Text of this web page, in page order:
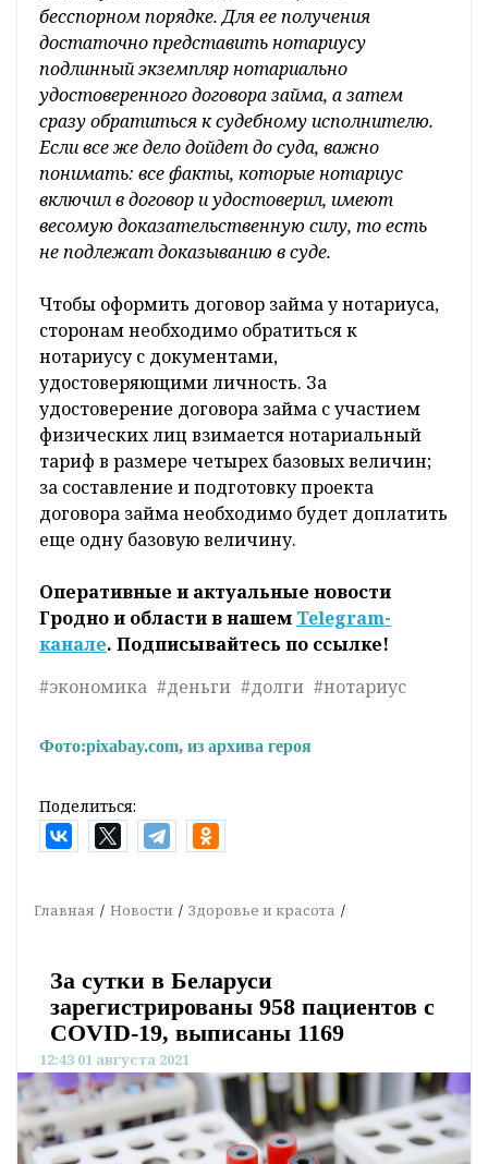
бесспорном порядке. Для ее получения
достаточно представить нотариусу
подлинный экземпляр нотариально
удостоверенного договора займа, а затем
сразу обратиться к судебному исполнителю.
Если все же дело дойдет до суда, важно
понимать: все факты, которые нотариус
включил в договор и удостоверил, имеют
весомую доказательственную силу, то есть
не подлежат доказыванию в суде.
Чтобы оформить договор займа у нотариуса,
сторонам необходимо обратиться к
нотариусу с документами,
удостоверяющими личность. За
удостоверение договора займа с участием
физических лиц взимается нотариальный
тариф в размере четырех базовых величин;
за составление и подготовку проекта
договора займа необходимо будет доплатить
еще одну базовую величину.
Оперативные и актуальные новости
Гродно и области в нашем Telegram-
канале. Подписывайтесь по ссылке!
#экономика #деньги #долги #нотариус
Фото:pixabay.com, из архива героя
Поделиться:
Главная Новости Здоровье и красота
За сутки в Беларуси
зарегистрированы 958 пациентов с
COVID-19, выписаны 1169
12:43 01 августа 2021